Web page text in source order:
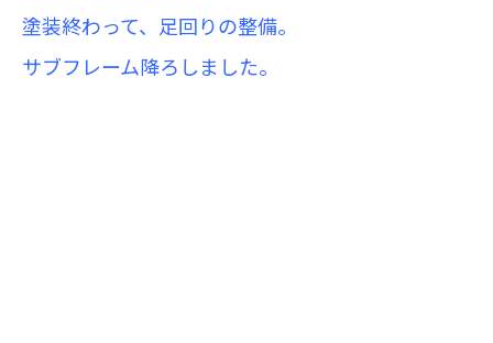
塗装終わって、足回りの整備。
サブフレーム降ろしました。